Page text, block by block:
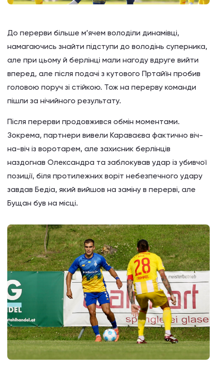
До перерви більше м’ячем володіли динамівці,
намагаючись знайти підступи до володінь суперника,
але при цьому й берлінці мали нагоду вдруге вийти
вперед, але після подачі з кутового Пртайїн пробив
головою поруч зі стійкою. Тож на перерву команди
пішли за нічийного результату.
Після перерви продовжився обмін моментами.
Зокрема, партнери вивели Караваєва фактично віч-
на-віч із воротарем, але захисник берлінців
наздогнав Олександра та заблокував удар із убивчої
позиції, біля протилежних воріт небезпечного удару
завдав Бедіа, який вийшов на заміну в перерві, але
Бущан був на місці.